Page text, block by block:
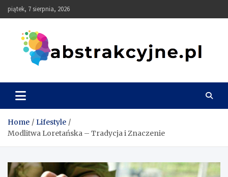
Skip
to
piątek, 7 sierpnia, 2026
Abstrakcyjne
Home
Lifestyle
Modlitwa Loretańska – Tradycja i Znaczenie